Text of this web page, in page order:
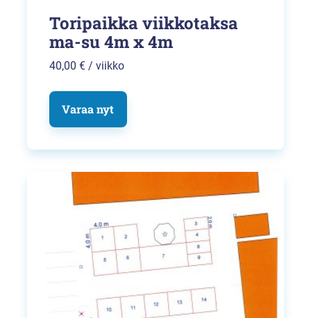
Toripaikka viikkotaksa
ma-su 4m x 4m
40,00 € / viikko
Varaa nyt